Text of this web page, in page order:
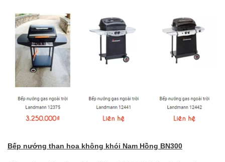
Bếp nướng than hoa không khói Nam Hồng BN300